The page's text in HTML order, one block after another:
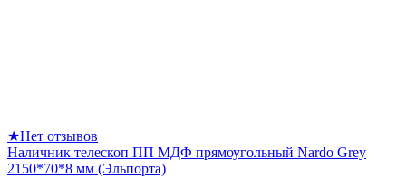
★Нет отзывов
Наличник телескоп ПП МДФ прямоугольный Nardo Grey
2150*70*8 мм (Эльпорта)